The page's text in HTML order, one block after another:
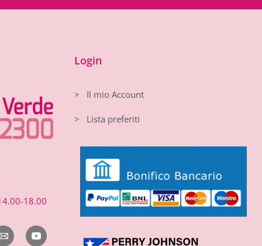
18.00
Login
> Il mio Account
> Lista preferiti